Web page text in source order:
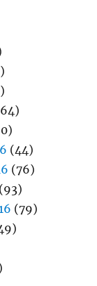
(44)
(76)
(93)
(79)